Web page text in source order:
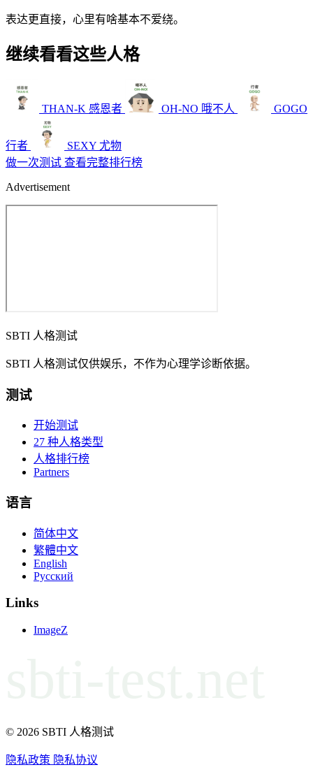
表达更直接，心里有啥基本不爱绕。
继续看看这些人格
THAN-K 感恩者 OH-NO 哦不人 GOGO
行者 SEXY 尤物
做一次测试 查看完整排行榜
Advertisement
SBTI 人格测试
SBTI 人格测试仅供娱乐，不作为心理学诊断依据。
测试
开始测试
27 种人格类型
人格排行榜
Partners
语言
简体中文
繁體中文
English
Русский
Links
ImageZ
© 2026 SBTI 人格测试
隐私政策 隐私协议